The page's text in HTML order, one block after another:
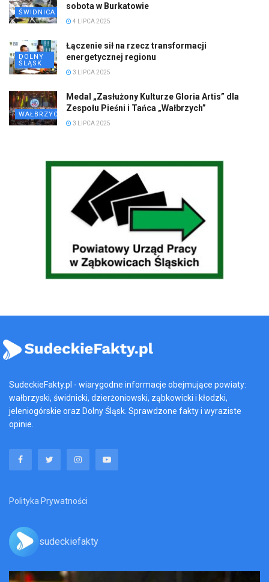
ŚWIDNICA
sobota w Burkatowie
4 LIPCA 2025
DOLNY
ŚLĄSK
Łączenie sił na rzecz transformacji
energetycznej regionu
3 LIPCA 2025
WAŁBRZYCH
Medal „Zasłużony Kulturze Gloria Artis” dla
Zespołu Pieśni i Tańca „Wałbrzych”
3 LIPCA 2025
SudeckieFakty.pl - wiarygodne informacje obejmujące powiaty:
wałbrzyski, świdnicki, dzierżoniowski, ząbkowicki i kłodzki,
jeleniogórskie oraz Dolny Śląsk. Sprawdzone fakty i wyraziste
opinie.
Polityka Prywatności
sudeckiefakty